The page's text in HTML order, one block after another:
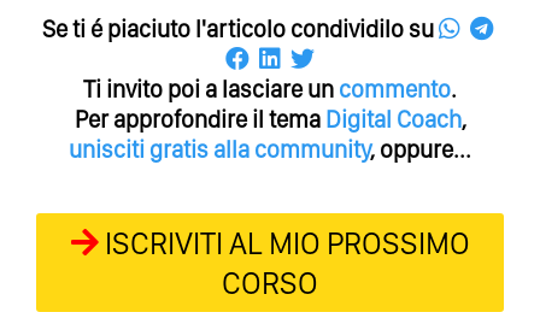
Se ti é piaciuto l'articolo condividilo su
Ti invito poi a lasciare un commento.
Per approfondire il tema Digital Coach,
unisciti gratis alla community, oppure...
ISCRIVITI AL MIO PROSSIMO
CORSO